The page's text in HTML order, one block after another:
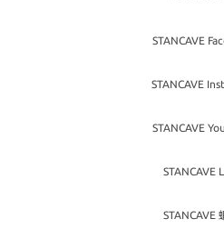
STANCAVE
STANCAVE
STANCAVE
STANCAVE
STANCAVE